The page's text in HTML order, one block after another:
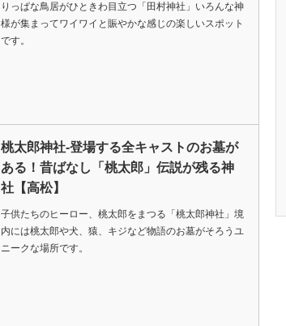
りっぱな鳥居がひときわ目立つ「田村神社」いろんな神
様が集まってワイワイと賑やかな感じの楽しいスポット
です。
桃太郎神社-登場する全キャストのお墓が
ある！昔ばなし「桃太郎」伝説が残る神
社【高松】
子供たちのヒーロー、桃太郎をまつる「桃太郎神社」境
内には桃太郎や犬、猿、キジなど物語のお墓がそろうユ
ニークな場所です。